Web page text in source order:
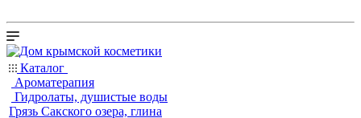
Каталог
Ароматерапия
Гидролаты, душистые воды
Грязь Сакского озера, глина